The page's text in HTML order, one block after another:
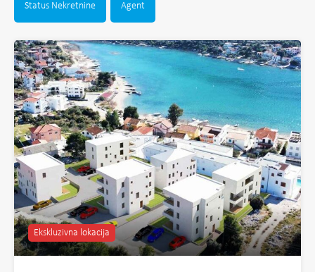
Status Nekretnine Agent
Ekskluzivna lokacija